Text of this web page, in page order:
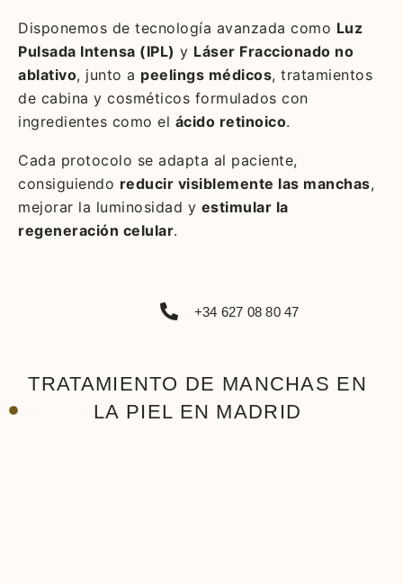
Disponemos de tecnología avanzada como Luz
Pulsada Intensa (IPL) y Láser Fraccionado no
ablativo, junto a peelings médicos, tratamientos
de cabina y cosméticos formulados con
ingredientes como el ácido retinoico.
Cada protocolo se adapta al paciente,
consiguiendo reducir visiblemente las manchas,
mejorar la luminosidad y estimular la
regeneración celular.
+34 627 08 80 47
TRATAMIENTO DE MANCHAS EN
LA PIEL EN MADRID